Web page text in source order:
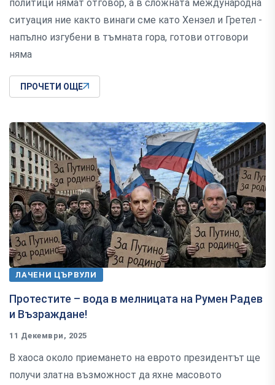
политици нямат отговор, а в сложната международна
ситуация ние както винаги сме като Хензел и Гретел -
напълно изгубени в тъмната гора, готови отговори
няма
ПРОЧЕТИ ОЩЕ
ЛАЧЕНИ ЦЪРВУЛИ
Протестите – вода в мелницата на Румен Радев
и Възраждане!
11 Декември, 2025
В хаоса около приемането на еврото президентът ще
получи златна възможност да яхне масовото